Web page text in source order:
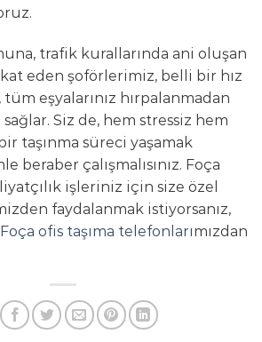
trafik kurallarında ani oluşan
eden şoförlerimiz, belli bir hız
eşyalarınız hırpalanmadan
Siz de, hem stressiz hem
taşınma süreci yaşamak
beraber çalışmalısınız. Foça
işleriniz için size özel
faydalanmak istiyorsanız,
Foça ofis taşıma telefonlarımızdan